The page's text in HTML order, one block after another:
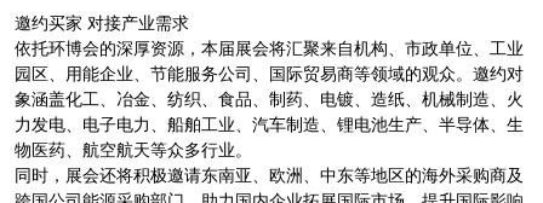
邀约买家 对接产业需求
依托环博会的深厚资源，本届展会将汇聚来自机构、市政单位、工业
园区、用能企业、节能服务公司、国际贸易商等领域的观众。邀约对
象涵盖化工、冶金、纺织、食品、制药、电镀、造纸、机械制造、火
力发电、电子电力、船舶工业、汽车制造、锂电池生产、半导体、生
物医药、航空航天等众多行业。
同时，展会还将积极邀请东南亚、欧洲、中东等地区的海外采购商及